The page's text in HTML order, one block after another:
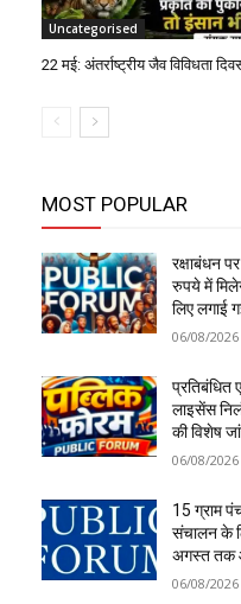
Uncategorised
22 मई: अंतर्राष्ट्रीय जैव विविधता
MOST POPULAR
रक्षाबंधन
रुपये में
लिए लगाई
06/08/2026
प्रतिबंधित
लाइसेंस
की विशेष
06/08/2026
15 ग्राम
संचालन के
अगस्त तक
06/08/2026